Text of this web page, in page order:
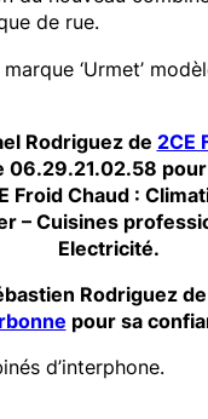
de rue.
‘Urmet’
Rodriguez de 2CE
06.29.21.02.58
Froid Chaud :
– Cuisines
Electricité.
Rodriguez de
pour sa
d’interphone.